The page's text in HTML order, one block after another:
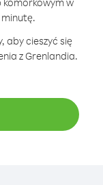
aby cieszyć się
z Grenlandia.